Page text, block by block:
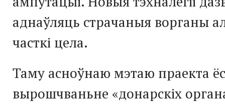
аднаўляць страчаныя ворганы
часткі цела.
Таму асноўнаю мэтаю праекта
вырошчваньне «донарскіх